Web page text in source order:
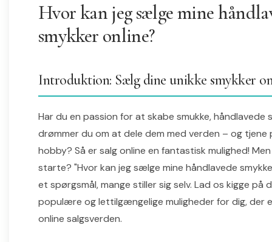
Hvor kan jeg sælge mine
smykker online?
Introduktion: Sælg dine unikke smykker
Har du en passion for at skabe smukke, håndlavede
drømmer du om at dele dem med verden – og tjene
hobby? Så er salg online en fantastisk mulighed!
starte? "Hvor kan jeg sælge mine håndlavede
et spørgsmål, mange stiller sig selv. Lad os kigge på
populære og lettilgængelige muligheder for dig, der
online salgsverden.